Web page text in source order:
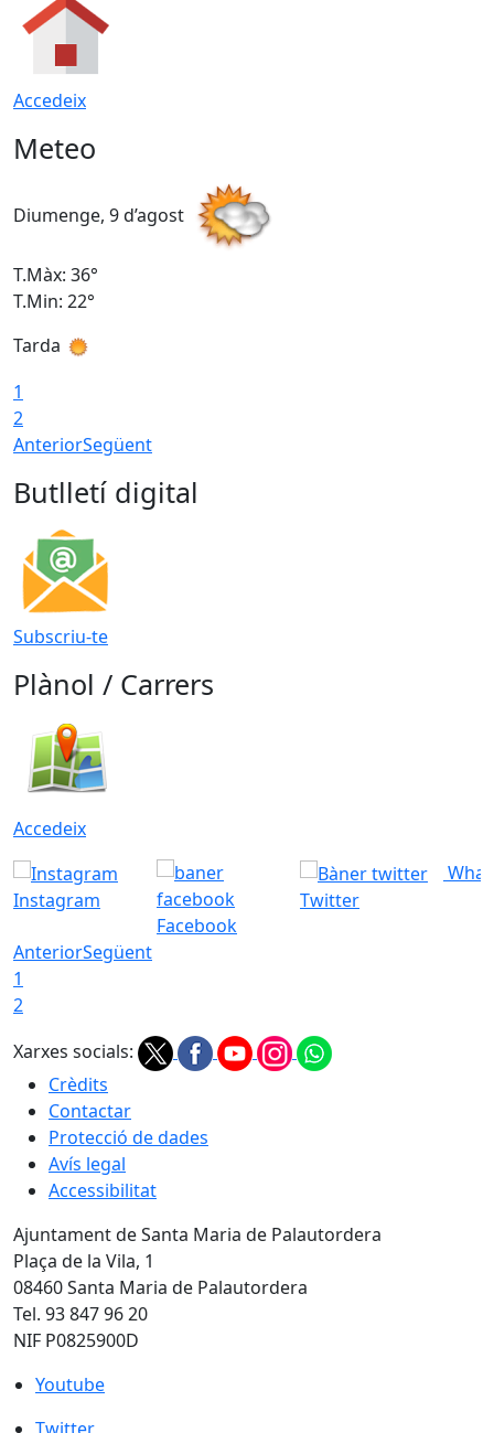
Accedeix
Meteo
Diumenge, 9 d’agost
T.Màx: 36°
T.Min: 22°
Tarda
1
2
AnteriorSegüent
Butlletí digital
Subscriu-te
Plànol / Carrers
Accedeix
Instagram
Facebook
Twitter
AnteriorSegüent
1
2
Xarxes socials:
Crèdits
Contactar
Protecció de dades
Avís legal
Accessibilitat
Ajuntament de Santa Maria de Palautordera
Plaça de la Vila, 1
08460 Santa Maria de Palautordera
Tel. 93 847 96 20
NIF P0825900D
Youtube
Youtube
Twitter